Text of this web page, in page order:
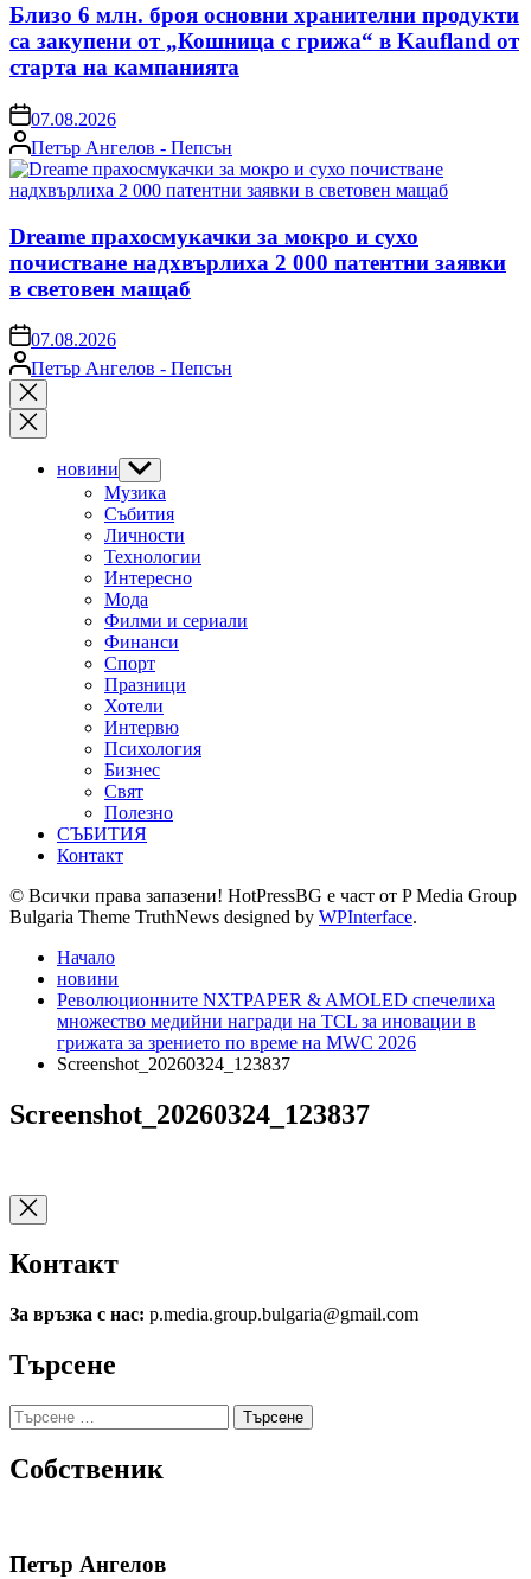
Близо 6 млн. броя основни хранителни продукти
са закупени от „Кошница с грижа“ в Kaufland от
старта на кампанията
on07.08.2026
Posted
by
Петър Ангелов - Пепсън
Dreame прахосмукачки за мокро и сухо
почистване надхвърлиха 2 000 патентни заявки
в световен мащаб
on07.08.2026
Posted
by
Петър Ангелов - Пепсън
Close
search
новини Show
sub
menu
Музика
Събития
Личности
Технологии
Интересно
Мода
Филми и сериали
Финанси
Спорт
Празници
Хотели
Интервю
Психология
Бизнес
Свят
Полезно
СЪБИТИЯ
Контакт
© Всички права запазени! HotPressBG е част от P Media Group
Bulgaria Theme TruthNews designed by WPInterface.
Начало
новини
Революционните NXTPAPER & AMOLED спечелиха
множество медийни награди на TCL за иновации в
грижата за зрението по време на MWC 2026
Screenshot_20260324_123837
Screenshot_20260324_123837
Контакт
За връзка с нас: p.media.group.bulgaria@gmail.com
Търсене
Търсене
за:
Собственик
Петър Ангелов